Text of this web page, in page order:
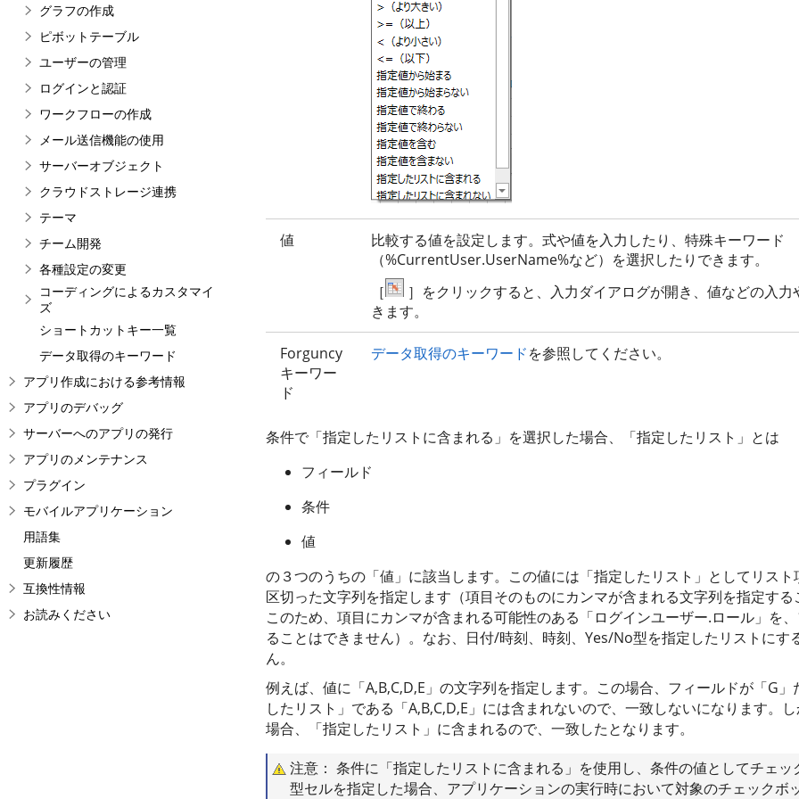
グラフの作成
ピボットテーブル
ユーザーの管理
ログインと認証
ワークフローの作成
メール送信機能の使用
サーバーオブジェクト
クラウドストレージ連携
テーマ
チーム開発
各種設定の変更
コーディングによるカスタマイ
ズ
ショートカットキー一覧
データ取得のキーワード
アプリ作成における参考情報
アプリのデバッグ
サーバーへのアプリの発行
アプリのメンテナンス
プラグイン
モバイルアプリケーション
用語集
更新履歴
互換性情報
お読みください
値
比較する値を設定します。式や値を入力したり、特殊キーワード
（%CurrentUser.UserName%など）を選択したりできます。
［
］をクリックすると、入力ダイアログが開き、値などの入
きます。
Forguncy
キーワー
ド
データ取得のキーワードを参照してください。
条件で「指定したリストに含まれる」を選択した場合、「指定したリスト」とは
フィールド
条件
値
の３つのうちの「値」に該当します。この値には「指定したリスト」としてリス
区切った文字列を指定します（項目そのものにカンマが含まれる文字列を指定する
このため、項目にカンマが含まれる可能性のある「ログインユーザー.ロール」を
ることはできません）。なお、日付/時刻、時刻、Yes/No型を指定したリストにす
ん。
例えば、値に「A,B,C,D,E」の文字列を指定します。この場合、フィールドが「G
したリスト」である「A,B,C,D,E」には含まれないので、一致しないになります。
場合、「指定したリスト」に含まれるので、一致したとなります。
注意： 条件に「指定したリストに含まれる」を使用し、条件の値としてチェ
型セルを指定した場合、アプリケーションの実行時において対象のチェックボ